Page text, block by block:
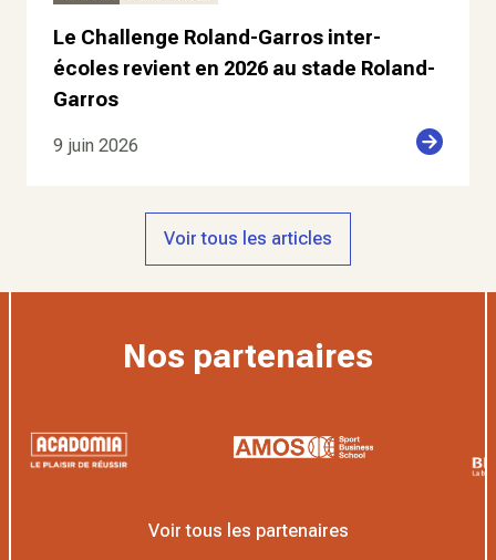
Le Challenge Roland-Garros inter-
écoles revient en 2026 au stade Roland-
Garros
9 juin 2026
Voir tous les articles
Nos partenaires
Voir tous les partenaires